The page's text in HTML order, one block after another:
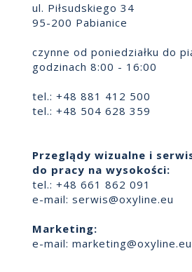
ul. Piłsudskiego 34
95-200 Pabianice
czynne od poniedziałku do
godzinach 8:00 - 16:00
tel.: +48 881 412 500
tel.: +48 504 628 359
Przeglądy wizualne i
do pracy na wysokości:
tel.: +48 661 862 091
e-mail: serwis@oxyline.eu
Marketing:
e-mail: marketing@oxyline.eu